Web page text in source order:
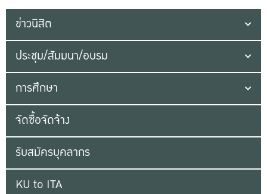
ข่าวนิสิต
ประชุม/สัมมนา/อบรม
การศึกษา
จัดซื้อจัดจ้าง
รับสมัครบุคลากร
KU to ITA